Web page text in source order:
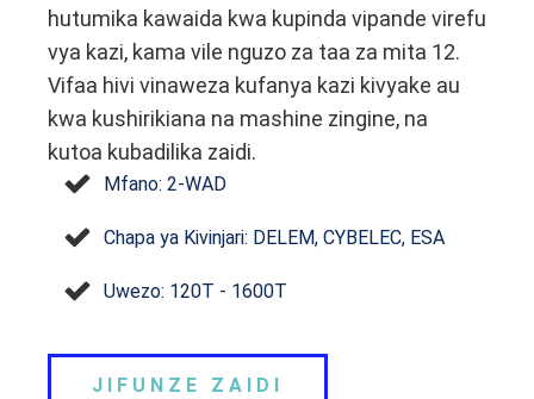
hutumika kawaida kwa kupinda vipande virefu
vya kazi, kama vile nguzo za taa za mita 12.
Vifaa hivi vinaweza kufanya kazi kivyake au
kwa kushirikiana na mashine zingine, na
kutoa kubadilika zaidi.
Mfano: 2-WAD
Chapa ya Kivinjari: DELEM, CYBELEC, ESA
Uwezo: 120T - 1600T
JIFUNZE ZAIDI